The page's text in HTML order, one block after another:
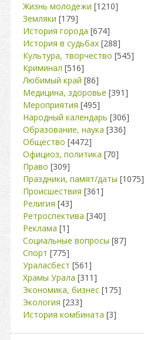
Жизнь молодежи [1210]
Земляки [179]
История города [674]
История в судьбах [288]
Культура, творчество [545]
Криминал [516]
Любимый край [86]
Медицина, здоровье [391]
Мероприятия [495]
Народный календарь [306]
Образование, наука [336]
Общество [4472]
Официоз, политика [70]
Право [309]
Праздники, памят/даты [1075]
Происшествия [361]
Религия [43]
Ретроспектива [340]
Реклама [1]
Социальные вопросы [87]
Спорт [775]
Ураласбест [561]
Храмы Урала [311]
Экономика, бизнес [175]
Экология [233]
История комбината [3]